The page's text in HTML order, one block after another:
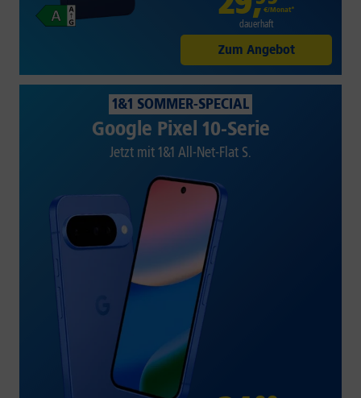
€/Monat*
dauerhaft
Zum Angebot
1&1 SOMMER-SPECIAL
Google Pixel 10-Serie
Jetzt mit 1&1 All-Net-Flat S.